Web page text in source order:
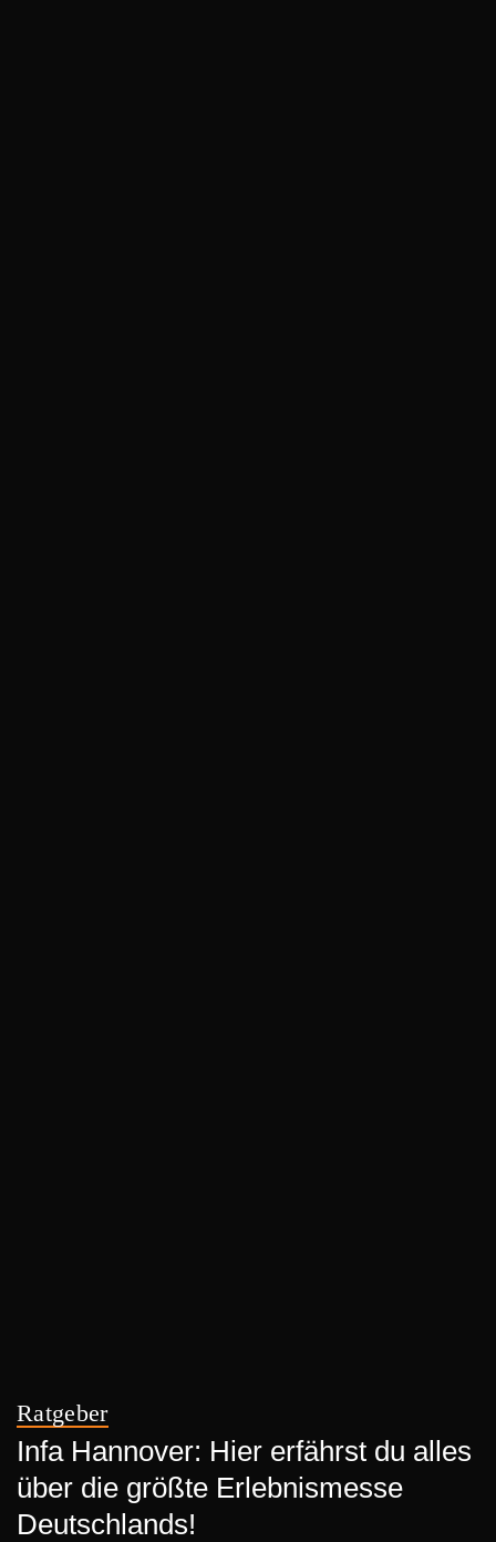
Ratgeber
Infa Hannover: Hier erfährst du alles
über die größte Erlebnismesse
Deutschlands!